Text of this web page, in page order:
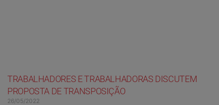
TRABALHADORES E TRABALHADORAS DISCUTEM
PROPOSTA DE TRANSPOSIÇÃO
26/05/2022